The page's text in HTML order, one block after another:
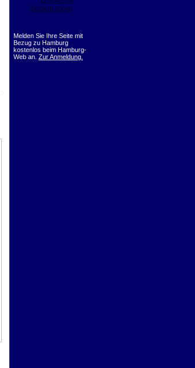
Melden Sie Ihre Seite mit
Bezug zu Hamburg
kostenlos beim Hamburg-
Web an. Zur Anmeldung.